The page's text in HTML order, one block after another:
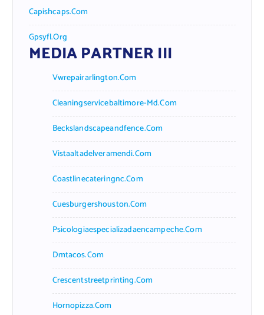
Capishcaps.com
Gpsyfl.org
MEDIA PARTNER III
Vwrepairarlington.com
Cleaningservicebaltimore-Md.com
Beckslandscapeandfence.com
Vistaaltadelveramendi.com
Coastlinecateringnc.com
Cuesburgershouston.com
Psicologiaespecializadaencampeche.com
Dmtacos.com
Crescentstreetprinting.com
Hornopizza.com